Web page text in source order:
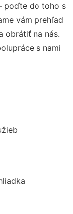
poďte do toho s
vám prehľad
obrátiť na nás.
s nami